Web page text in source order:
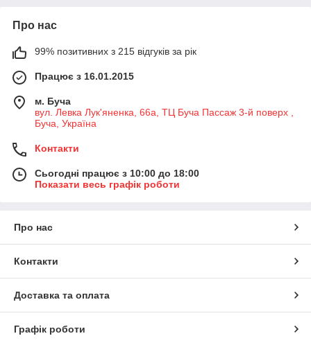
Про нас
99% позитивних з 215 відгуків за рік
Працює з 16.01.2015
м. Буча
вул. Левка Лук'яненка, 66а, ТЦ Буча Пассаж 3-й поверх ,
Буча, Україна
Контакти
Сьогодні працює з 10:00 до 18:00
Показати весь графік роботи
Про нас
Контакти
Доставка та оплата
Графік роботи